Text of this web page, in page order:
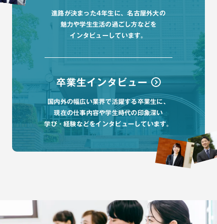
進路が決まった4年生に、名古屋外大の
魅力や学生生活の過ごし方などを
インタビューしています。
卒業生インタビュー
国内外の幅広い業界で活躍する卒業生に、
現在の仕事内容や学生時代の印象深い
学び・経験などをインタビューしています。